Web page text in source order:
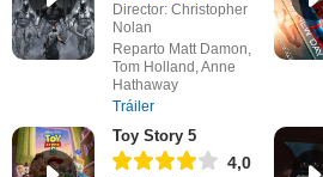
Director: Christopher
Nolan
Reparto Matt Damon,
Tom Holland, Anne
Hathaway
Tráiler
Toy Story 5
4,0